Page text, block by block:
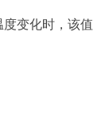
度变化时，该值